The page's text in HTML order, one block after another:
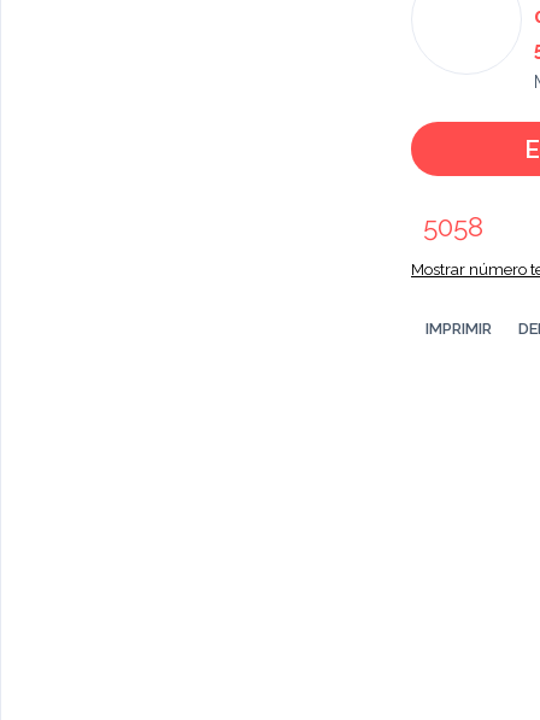
5058
Mostrar número
IMPRIMIR